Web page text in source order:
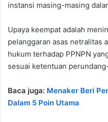
instansi masing-masing
Upaya keempat adalah
pelanggaran asas netralitas
hukum terhadap PPNPN
sesuai ketentuan
Baca juga: Menaker Beri
Dalam 5 Poin Utama